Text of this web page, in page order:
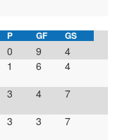
P GF GS
0 9
4
1 6
4
3 4
7
3 3 7